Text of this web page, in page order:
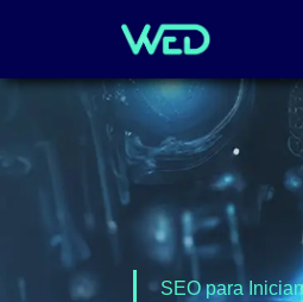
SEO para